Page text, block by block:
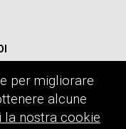
per migliorare
alcune
la nostra cookie